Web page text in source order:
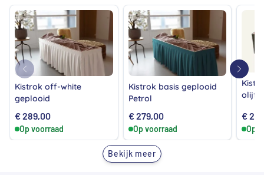
Kistrok off-white
geplooid
€289,00
Op voorraad
Kistrok basis geplooid
Petrol
€279,00
Op voorraad
€
Op
Bekijk meer